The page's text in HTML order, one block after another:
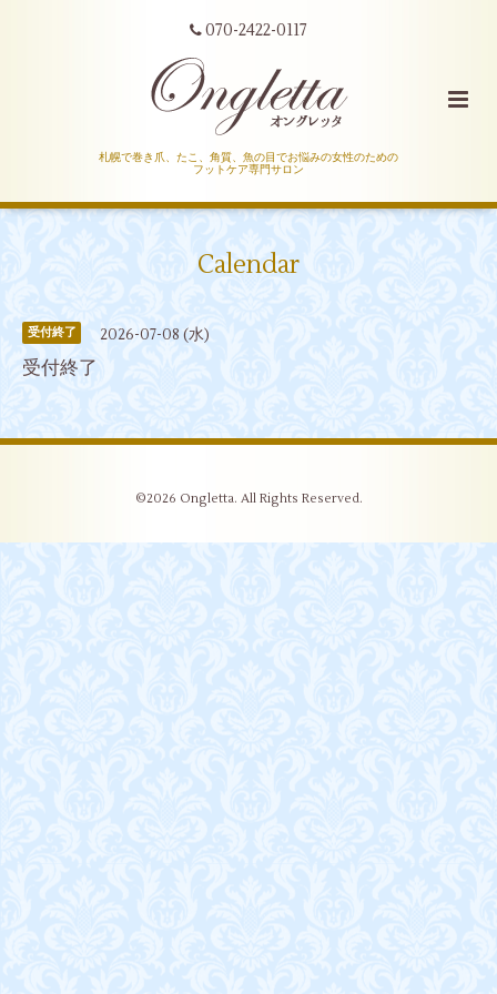
070-2422-0117
札幌で巻き爪、たこ、角質、魚の目でお悩みの女性のための
フットケア専門サロン
Calendar
受付終了 2026-07-08 (水)
受付終了
©2026 Ongletta. All Rights Reserved.